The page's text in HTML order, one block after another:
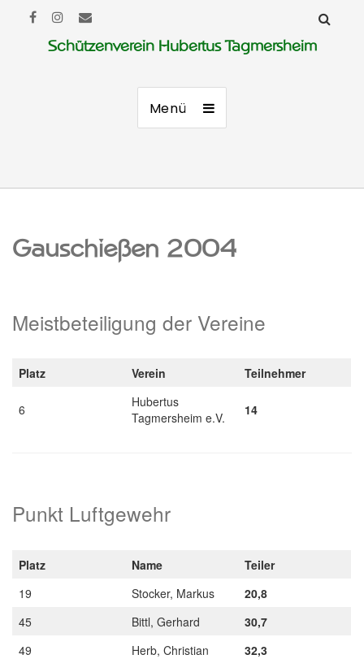
Schützenverein Hubertus Tagmersheim
Menü
Gauschießen 2004
Meistbeteiligung der Vereine
Platz Verein Teilnehmer
6
Hubertus
Tagmersheim e.V.
14
Punkt Luftgewehr
Platz Name
Teiler
19
Stocker, Markus
20,8
45
Bittl, Gerhard
30,7
49
Herb, Christian
32,3